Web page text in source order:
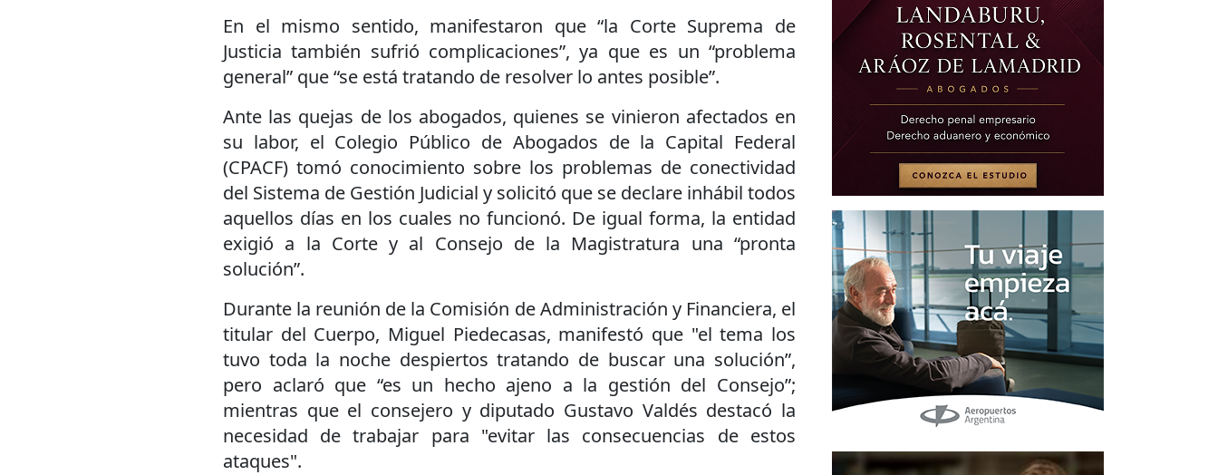
En el mismo sentido, manifestaron que “la Corte Suprema de
Justicia también sufrió complicaciones”, ya que es un “problema
general” que “se está tratando de resolver lo antes posible”.
Ante las quejas de los abogados, quienes se vinieron afectados en
su labor, el Colegio Público de Abogados de la Capital Federal
(CPACF) tomó conocimiento sobre los problemas de conectividad
del Sistema de Gestión Judicial y solicitó que se declare inhábil todos
aquellos días en los cuales no funcionó. De igual forma, la entidad
exigió a la Corte y al Consejo de la Magistratura una “pronta
solución”.
Durante la reunión de la Comisión de Administración y Financiera, el
titular del Cuerpo, Miguel Piedecasas, manifestó que "el tema los
tuvo toda la noche despiertos tratando de buscar una solución”,
pero aclaró que “es un hecho ajeno a la gestión del Consejo”;
mientras que el consejero y diputado Gustavo Valdés destacó la
necesidad de trabajar para "evitar las consecuencias de estos
ataques".